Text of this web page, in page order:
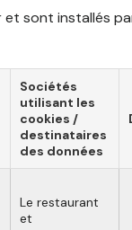
et sont installés
Sociétés
utilisant les
cookies /
destinataires
des données
Le restaurant
et